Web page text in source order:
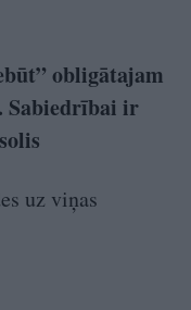
obligātajam
Sabiedrībai ir
uz viņas